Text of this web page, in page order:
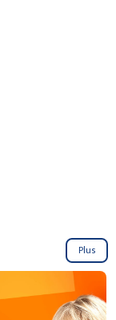
Plus